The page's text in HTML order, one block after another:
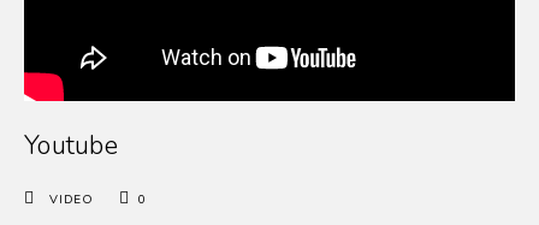
Youtube
VIDEO 0